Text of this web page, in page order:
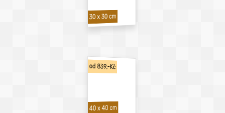
30 x 30 cm
od 839,-Kč
40 x 40 cm